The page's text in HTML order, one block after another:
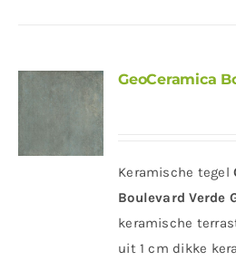
GeoCeramica
Keramische tegel
Boulevard Verde
keramische
uit 1 cm dikke